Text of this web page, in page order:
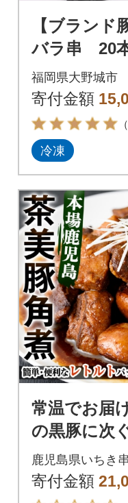
【ブランド
バラ串 20
福岡県大野城市
寄付金額
冷凍
常温でお届
の黒豚に次
ド豚!茶美豚
2kg(250g×8
鹿児島県いちき
寄付金額